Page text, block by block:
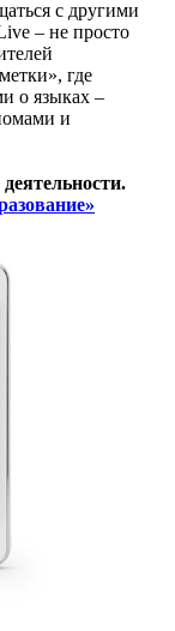
с другими
– не просто
где
о языках –
и